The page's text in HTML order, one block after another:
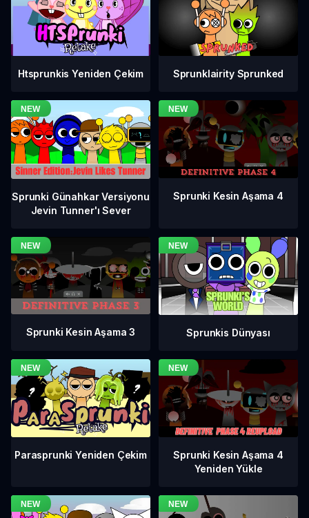
Htsprunkis Yeniden Çekim Sprunklairity Sprunked
Sprunki Günahkar Versiyonu
Jevin Tunner'ı Sever
Sprunki Kesin Aşama 4
Sprunki Kesin Aşama 3 Sprunkis Dünyası
Parasprunki Yeniden Çekim
Sprunki Kesin Aşama 4
Yeniden Yükle